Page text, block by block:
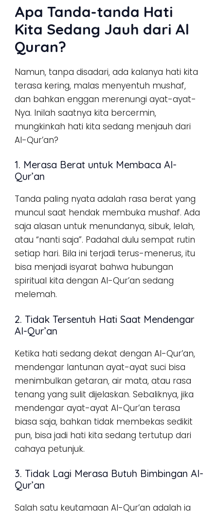
Apa Tanda-tanda Hati
Kita Sedang Jauh dari Al
Quran?
Namun, tanpa disadari, ada kalanya hati kita
terasa kering, malas menyentuh mushaf,
dan bahkan enggan merenungi ayat-ayat-
Nya. Inilah saatnya kita bercermin,
mungkinkah hati kita sedang menjauh dari
Al-Qur’an?
1. Merasa Berat untuk Membaca Al-
Qur’an
Tanda paling nyata adalah rasa berat yang
muncul saat hendak membuka mushaf. Ada
saja alasan untuk menundanya, sibuk, lelah,
atau “nanti saja”. Padahal dulu sempat rutin
setiap hari. Bila ini terjadi terus-menerus, itu
bisa menjadi isyarat bahwa hubungan
spiritual kita dengan Al-Qur’an sedang
melemah.
2. Tidak Tersentuh Hati Saat Mendengar
Al-Qur’an
Ketika hati sedang dekat dengan Al-Qur’an,
mendengar lantunan ayat-ayat suci bisa
menimbulkan getaran, air mata, atau rasa
tenang yang sulit dijelaskan. Sebaliknya, jika
mendengar ayat-ayat Al-Qur’an terasa
biasa saja, bahkan tidak membekas sedikit
pun, bisa jadi hati kita sedang tertutup dari
cahaya petunjuk.
3. Tidak Lagi Merasa Butuh Bimbingan Al-
Qur’an
Salah satu keutamaan Al-Qur’an adalah ia